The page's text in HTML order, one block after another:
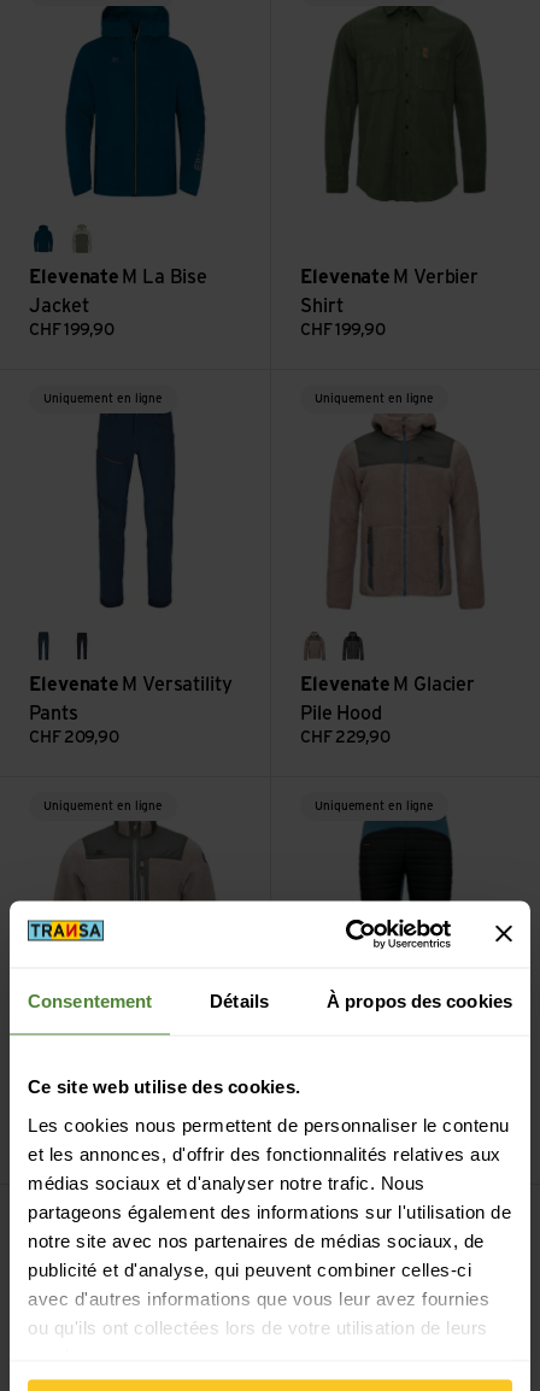
Consentement Détails À propos des cookies
Ce site web utilise des cookies.
Les cookies nous permettent de personnaliser le contenu
et les annonces, d'offrir des fonctionnalités relatives aux
médias sociaux et d'analyser notre trafic. Nous
partageons également des informations sur l'utilisation de
notre site avec nos partenaires de médias sociaux, de
publicité et d'analyse, qui peuvent combiner celles-ci
avec d'autres informations que vous leur avez fournies
ou qu'ils ont collectées lors de votre utilisation de leurs
dark steel blue
sea green
Elevenate M La Bise
Jacket
CHF 199,90
Elevenate M Verbier
Shirt
CHF 199,90
Uniquement en ligne
dark steel blue
dark ink
Elevenate M Versatility
Pants
CHF 209,90
Uniquement en ligne
ginger beige
rock
Elevenate M Glacier
Pile Hood
CHF 229,90
Uniquement en ligne
ElevenateM Glacier Pile
Jacket
CHF
Uniquement en ligne
Stretch Pants
CHF 239,90
Uniquement en ligne
Voir M Fusion Stretch Jacket
Uniquement en ligne